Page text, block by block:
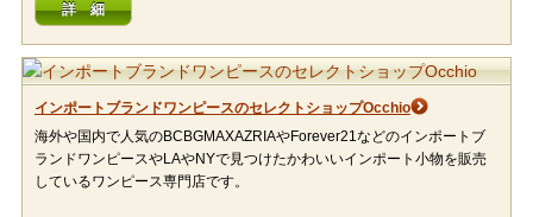
詳 細
インポートブランドワンピースのセレクトショップOcchio
海外や国内で人気のBCBGMAXAZRIAやForever21などのインポートブ
ランドワンピースやLAやNYで見つけたかわいいインポート小物を販売
しているワンピース専門店です。